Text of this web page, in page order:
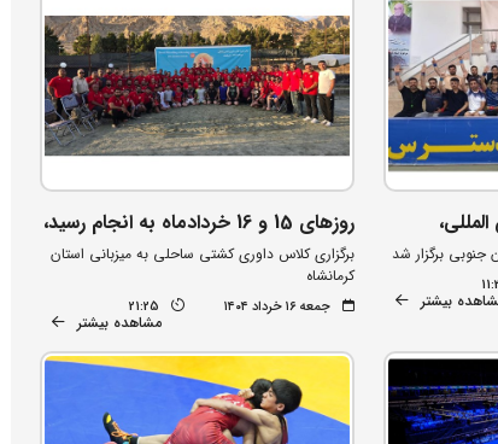
جنوبی برگزار شد
بیشتر
روزهای 15 و 16 خردادماه به انجام رسید،
برگزاری کلاس داوری کشتی ساحلی به میزبانی استان
کرمانشاه
جمعه ۱۶ خرداد ۱۴۰۴ 21:25
مشاهده بیشتر